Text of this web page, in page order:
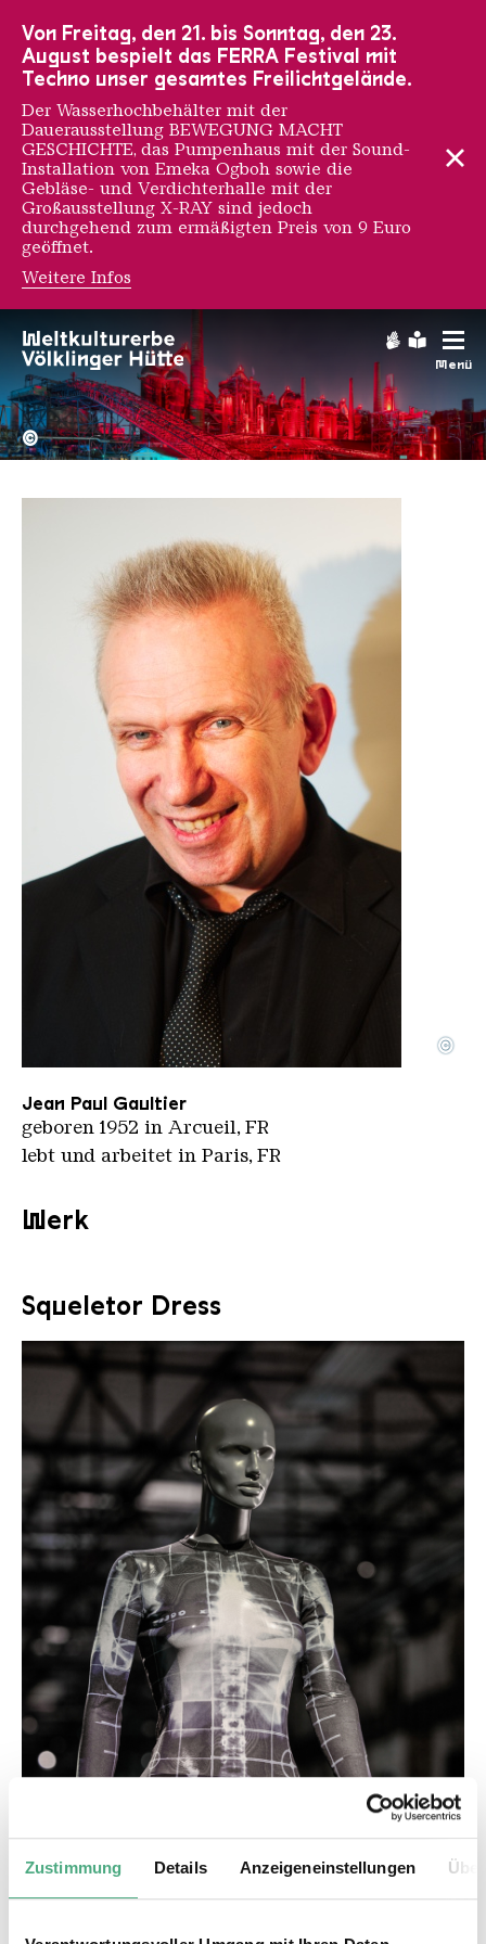
Zustimmung Details Anzeigeneinstellungen
Menü
Jean Paul Gaultier
Hochofengruppe in Rot
Copyright:
©
Jean Paul Gaultier im Schwuz am 17 Mar 2015
Copyright: arte | Netaction | CC-BY-SA-4.0
©
Jean Paul Gaultier
geboren 1952 in Arcueil, FR
lebt und arbeitet in Paris, FR
Werk
Squeletor Dress
Von Freitag, den 21. bis Sonntag, den 23.
August bespielt das FERRA Festival mit
Techno unser gesamtes Freilichtgelände.
Der Wasserhochbehälter mit der
Dauerausstellung BEWEGUNG MACHT
GESCHICHTE, das Pumpenhaus mit der Sound-
Installation von Emeka Ogboh sowie die
Gebläse- und Verdichterhalle mit der
Großausstellung X-RAY sind jedoch
durchgehend zum ermäßigten Preis von 9 Euro
geöffnet.
Weitere Infos